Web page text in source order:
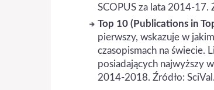
SCOPUS za lata 2014-17.
Top 10 (Publications in
pierwszy, wskazuje w
czasopismach na świecie.
posiadających najwyższy
2014-2018. Źródło: SciVal.